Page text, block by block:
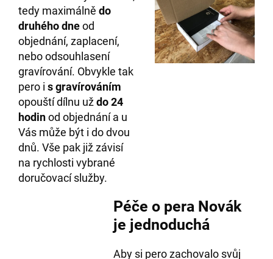
tedy maximálně do
druhéhodneod
objednání, zaplacení,
nebo odsouhlasení
gravírování. Obvykle tak
pero i s gravírováním
opouští dílnu uždo 24
hodinod objednání a u
Vás může být i do dvou
dnů. Vše pak již závisí
na rychlosti vybrané
doručovací služby.
Péče o pera Novák
je jednoduchá
Aby si pero zachovalo svůj